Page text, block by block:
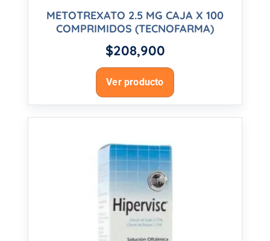
METOTREXATO 2.5 MG CAJA X 100
COMPRIMIDOS (TECNOFARMA)
$208,900
Ver producto